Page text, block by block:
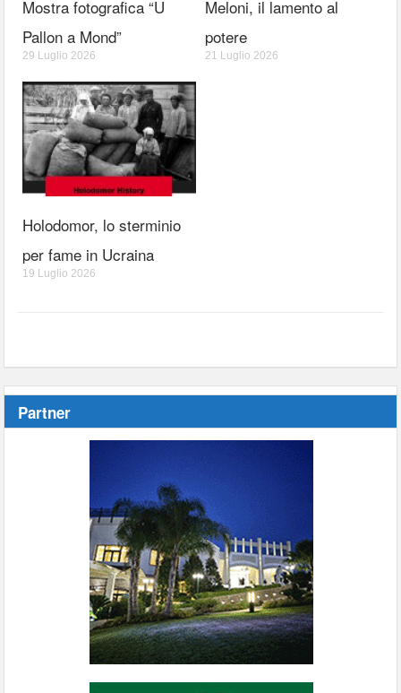
Mostra fotografica “U
Pallon a Mond”
29 Luglio 2026
Meloni, il lamento al
potere
21 Luglio 2026
Holodomor, lo sterminio
per fame in Ucraina
19 Luglio 2026
Partner